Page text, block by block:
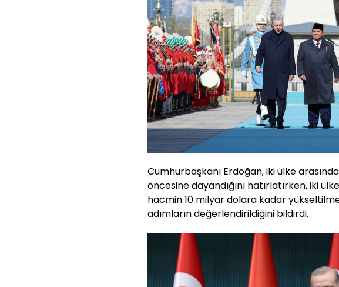
Cumhurbaşkanı Erdoğan, iki ülke
öncesine dayandığını hatırlatırken, iki
hacmin 10 milyar dolara kadar
adımların değerlendirildiğini bildirdi.